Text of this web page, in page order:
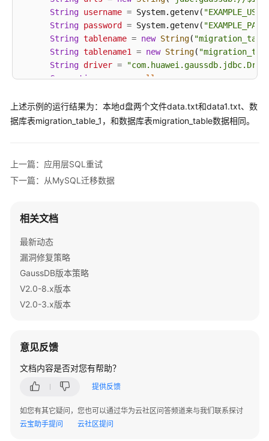
布
_V2.0-
8.x）
发
指
中
_V2.0-
8.x）
库
概
述
数
库
安
String username = System.getenv(
String password = System.getenv(
String tablename = new String(
String tablename1 = new String(
String driver =
Connection conn = null;
try {
            Class.forName(driver);
          }
catch
               e.printStackTrace(System.out);
// 将SELECT * FROM migration_table查询结果导
try
   }
catch (SQLException e) {
  e.printStackTrace();
   }
catch (IOException e) {
   }
try {
      copyFromFile(conn,
         e.printStackTrace();
} catch (IOException e) {
上述示例的运行结果为：本地d盘两个文件data.txt和data1.txt、数
据库表migration_table_1，和数据库表migration_table数据相同。
上一篇：应用层SQL重试
下一篇：从MySQL迁移数据
相关文档
最新动态
漏洞修复策略
GaussDB版本策略
V2.0-8.x版本
V2.0-3.x版本
意见反馈
文档内容是否对您有帮助？
提供反馈
如您有其它疑问，您也可以通过华为云社区问答频道来与我们联系探讨
云宝助手提问
云社区提问